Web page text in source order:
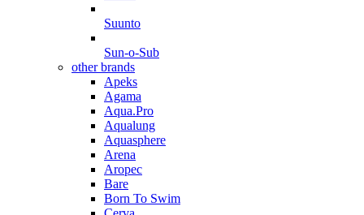
Suunto
Sun-o-Sub
other brands
Apeks
Agama
Aqua.Pro
Aqualung
Aquasphere
Arena
Aropec
Bare
Born To Swim